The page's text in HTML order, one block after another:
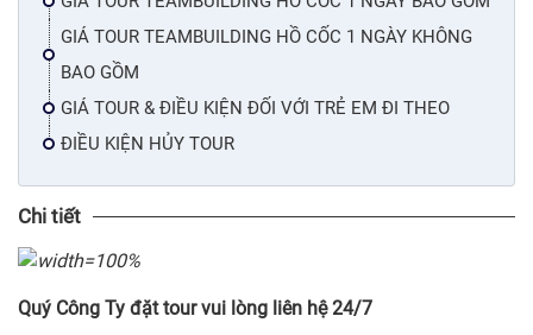
GIÁ TOUR TEAMBUILDING HỒ CỐC 1 NGÀY KHÔNG
BAO GỒM
GIÁ TOUR & ĐIỀU KIỆN ĐỐI VỚI TRẺ EM ĐI THEO
ĐIỀU KIỆN HỦY TOUR
Chi tiết
Quý Công Ty đặt tour vui lòng liên hệ 24/7